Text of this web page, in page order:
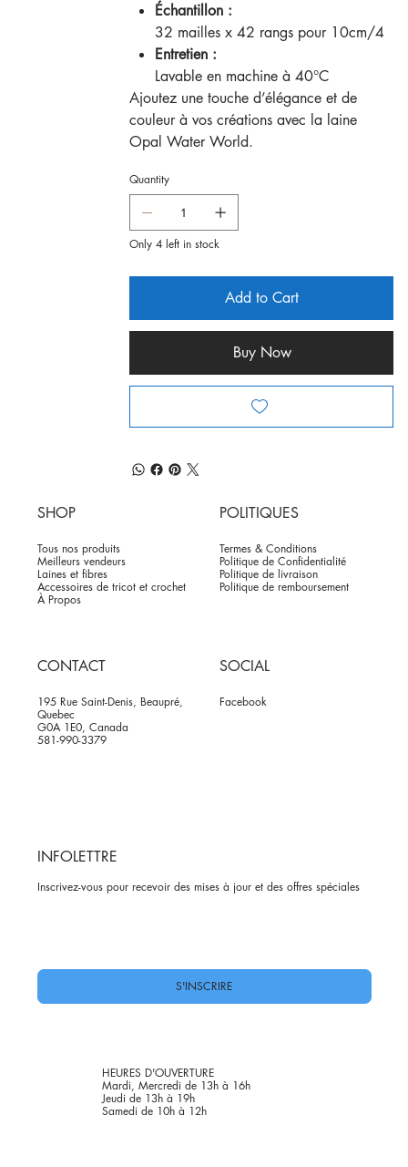
Échantillon :
32 mailles x 42 rangs pour 10cm/4
Entretien :
Lavable en machine à 40°C
Ajoutez une touche d’élégance et de
couleur à vos créations avec la laine
Opal Water World.
Quantity
Only 4 left in stock
Add to Cart
Buy Now
SHOP
Tous nos produits
Meilleurs vendeurs
Laines et fibres
Accessoires de tricot et crochet
À Propos
POLITIQUES
Termes & Conditions
Politique de Confidentialité
Politique de livraison
Politique de remboursement
CONTACT
195 Rue Saint-Denis, Beaupré,
Quebec
G0A 1E0, Canada
581-990-3379
SOCIAL
Facebook
INFOLETTRE
Inscrivez-vous pour recevoir des mises à jour et des offres spéciales
S'INSCRIRE
HEURES D'OUVERTURE
Mardi, Mercredi de 13h à 16h
Jeudi de 13h à 19h
Samedi de 10h à 12h